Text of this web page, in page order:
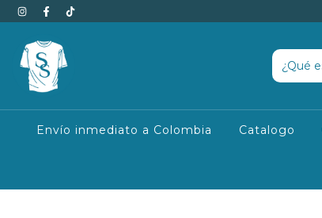
Envío inmediato a Colombia Catalogo